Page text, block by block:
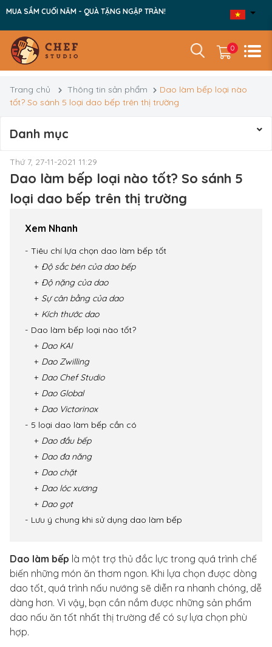
MUA SẮM CUỐI NĂM - QUÀ TẶNG NGẬP TRÀN!
0
Trang chủ Thông tin sản phẩm
Dao làm bếp loại nào
tốt? So sánh 5 loại dao bếp trên thị trường
Danh mục
Thứ 7, 27-11-2021 11:29
Dao làm bếp loại nào tốt? So sánh 5
loại dao bếp trên thị trường
Xem Nhanh
Tiêu chí lựa chọn dao làm bếp tốt
Độ sắc bén của dao bếp
Độ nặng của dao
Sự cân bằng của dao
Kích thước dao
Dao làm bếp loại nào tốt?
Dao KAI
Dao Zwilling
Dao Chef Studio
Dao Global
Dao Victorinox
5 loại dao làm bếp cần có
Dao đầu bếp
Dao đa năng
Dao chặt
Dao lóc xương
Dao gọt
Lưu ý chung khi sử dụng dao làm bếp
Dao làm bếp là một trợ thủ đắc lực trong quá trình chế
biến những món ăn thơm ngon. Khi lựa chọn được dòng
dao tốt, quá trình nấu nướng sẽ diễn ra nhanh chóng, dễ
dàng hơn. Vì vậy, bạn cần nắm được những sản phẩm
dao nấu ăn tốt nhất thị trường để có sự lựa chọn phù
hợp.